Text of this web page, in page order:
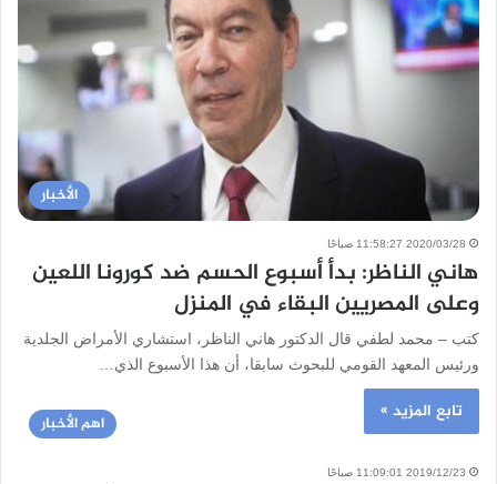
الأخبار
2020/03/28 11:58:27 صباحًا
هاني الناظر: بدأ أسبوع الحسم ضد كورونا اللعين
وعلى المصريين البقاء في المنزل
كتب – محمد لطفي قال الدكتور هاني الناظر، استشاري الأمراض الجلدية
ورئيس المعهد القومي للبحوث سابقا، أن هذا الأسبوع الذي…
تابع المزيد » اهم الأخبار
2019/12/23 11:09:01 صباحًا